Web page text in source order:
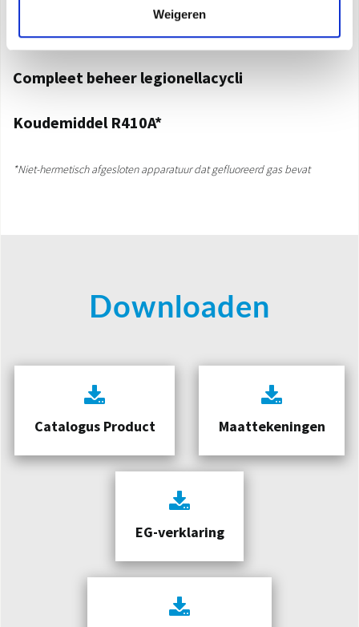
Weigeren
nachtmodus zorgt voor een energiebesparing van
20%.
Compleet beheer legionellacycli
Koudemiddel R410A*
*Niet-hermetisch afgesloten apparatuur dat gefluoreerd gas bevat
Downloaden
Catalogus Product Maattekeningen
EG-verklaring